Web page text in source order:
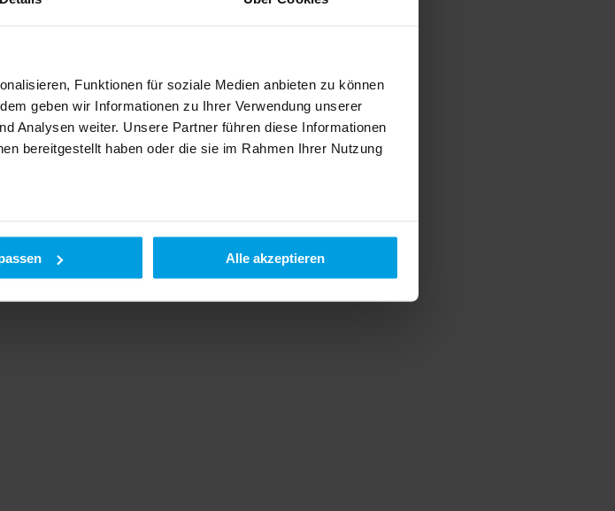
Funktionen für soziale Medien anbieten zu können
geben wir Informationen zu Ihrer Verwendung unserer
Analysen weiter. Unsere Partner führen diese Informationen
bereitgestellt haben oder die sie im Rahmen Ihrer Nutzung
Alle akzeptieren